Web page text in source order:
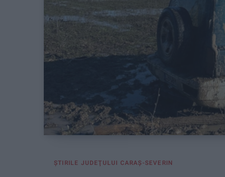
ŞTIRILE JUDEŢULUI CARAŞ-SEVERIN